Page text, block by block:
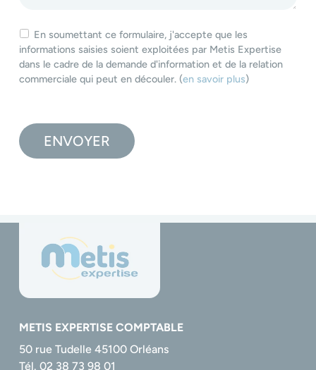
En soumettant ce formulaire, j'accepte que les
informations saisies soient exploitées par Metis Expertise
dans le cadre de la demande d'information et de la relation
commerciale qui peut en découler. (en savoir plus)
e
u
i
e
ENVOYER
METIS EXPERTISE COMPTABLE
50 rue Tudelle 45100 Orléans
Tél. 02 38 73 98 01